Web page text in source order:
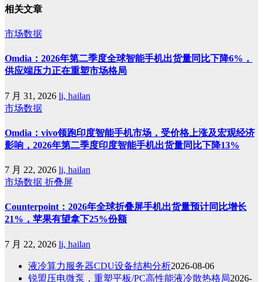
相关文章
市场数据
Omdia：2026年第二季度全球智能手机出货量同比下降6%，
供应端压力正在重塑市场格局
7 月 31, 2026 li, hailan
市场数据
Omdia：vivo领跑印度智能手机市场，受价格上涨及宏观经济
影响，2026年第二季度印度智能手机出货量同比下降13%
7 月 22, 2026 li, hailan
市场数据 折叠屏
Counterpoint：2026年全球折叠屏手机出货量预计同比增长
21%，苹果有望拿下25%份额
7 月 22, 2026 li, hailan
液冷算力服务器CDU设备结构分析2026-08-06
锐盟压电微泵，重塑平板/PC高性能液冷散热格局2026-